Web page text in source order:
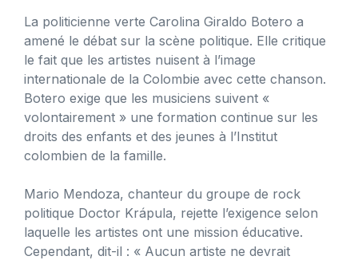
La politicienne verte Carolina Giraldo Botero a
amené le débat sur la scène politique. Elle critique
le fait que les artistes nuisent à l’image
internationale de la Colombie avec cette chanson.
Botero exige que les musiciens suivent «
volontairement » une formation continue sur les
droits des enfants et des jeunes à l’Institut
colombien de la famille.
Mario Mendoza, chanteur du groupe de rock
politique Doctor Krápula, rejette l’exigence selon
laquelle les artistes ont une mission éducative.
Cependant, dit-il : « Aucun artiste ne devrait